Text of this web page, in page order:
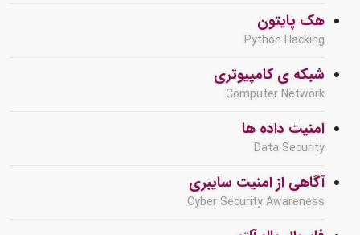
هک پایتون
Python Hacking
شبکه ی کامپیوتری
Computer Network
امنیت داده ها
Data Security
آگاهی از امنیت سایبری
Cyber Security Awareness